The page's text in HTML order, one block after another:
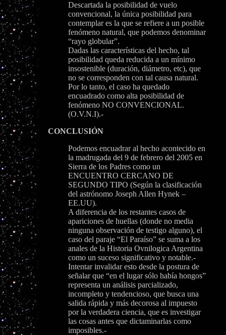
Descartada la posibilidad de vuelo
convencional, la única posibilidad para
contemplar es la que se refiere a un posible
fenómeno natural, que podemos denominar
“rayo globular”.
Dadas las características del hecho, tal
posibilidad queda reducida a un mínimo
insostenible (duración, diámetro, etc), que
no se corresponden con tal causa natural.
Por lo tanto, el caso ha quedado
encuadrado como alta posibilidad de
fenómeno NO CONVENCIONAL.
(O.V.N.I).-
CONCLUSIÓN
Podemos encuadrar al hecho acontecido en
la madrugada del 9 de febrero del 2005 en
Sierra de los Padres como un
ENCUENTRO CERCANO DE
SEGUNDO TIPO (Según la clasificación
del astrónomo Joseph Allen Hynek –
EE.UU).
A diferencia de los restantes casos de
apariciones de huellas (donde no media
ninguna observación de testigo alguno), el
caso del paraje “El Paraíso” se suma a los
anales de la Historia Ovnilogica Argentina
como un suceso significativo y notable.-
Intentar invalidar esto desde la postura de
señalar que “en el lugar sólo había hongos”
representa un análisis parcializado,
incompleto y tendencioso, que busca una
salida rápida y más decorosa al impuesto
por la verdadera ciencia, que es investigar
las cosas antes que dictaminarlas como
imposibles.-